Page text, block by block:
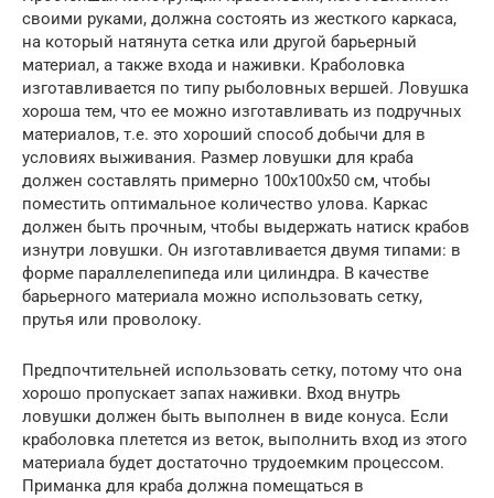
своими руками, должна состоять из жесткого каркаса,
на который натянута сетка или другой барьерный
материал, а также входа и наживки. Краболовка
изготавливается по типу рыболовных вершей. Ловушка
хороша тем, что ее можно изготавливать из подручных
материалов, т.е. это хороший способ добычи для в
условиях выживания. Размер ловушки для краба
должен составлять примерно 100х100х50 см, чтобы
поместить оптимальное количество улова. Каркас
должен быть прочным, чтобы выдержать натиск крабов
изнутри ловушки. Он изготавливается двумя типами: в
форме параллелепипеда или цилиндра. В качестве
барьерного материала можно использовать сетку,
прутья или проволоку.
Предпочтительней использовать сетку, потому что она
хорошо пропускает запах наживки. Вход внутрь
ловушки должен быть выполнен в виде конуса. Если
краболовка плетется из веток, выполнить вход из этого
материала будет достаточно трудоемким процессом.
Приманка для краба должна помещаться в